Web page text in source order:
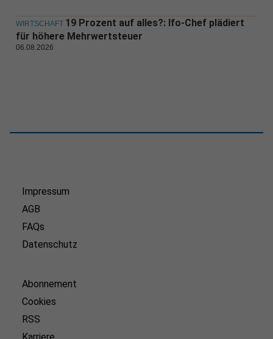
WIRTSCHAFT 19 Prozent auf alles?: Ifo-Chef plädiert
für höhere Mehrwertsteuer
06.08.2026
Impressum
AGB
FAQs
Datenschutz
Abonnement
Cookies
RSS